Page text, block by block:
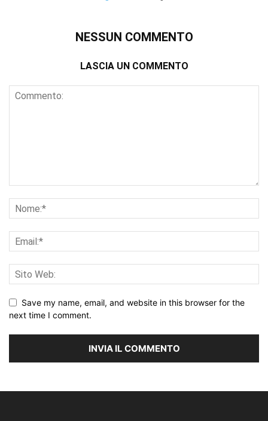
NESSUN COMMENTO
LASCIA UN COMMENTO
Save my name, email, and website in this browser for the
next time I comment.